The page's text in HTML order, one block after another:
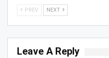
PREV NEXT
Leave A Reply